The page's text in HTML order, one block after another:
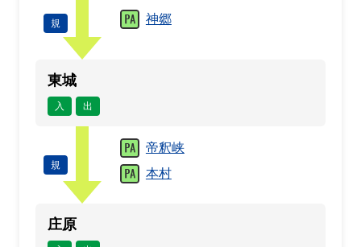
規 神郷
東城
入 出
規
帝釈峡
本村
庄原